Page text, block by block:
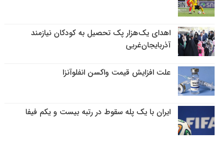
اهدای یک‌هزار پک تحصیل به کودکان نیازمند
آذربایجان‌غربی
علت افزایش قیمت واکسن انفلوآنزا
ایران با یک پله سقوط در رتبه بیست و یکم فیفا